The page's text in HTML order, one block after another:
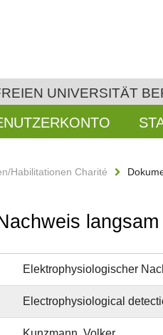
UNIVERSITÄT
Habilitationen Charité
Elektrophysiologischer
Electrophysiological